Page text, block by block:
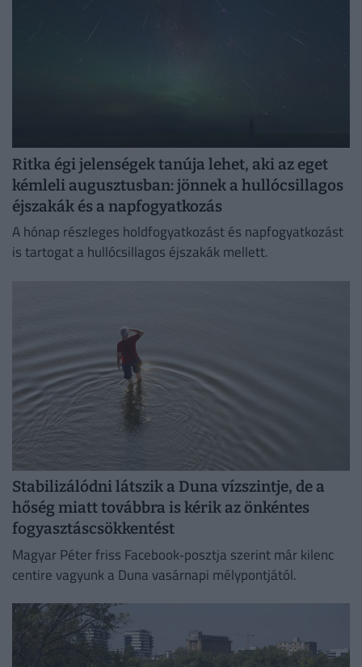
Ritka égi jelenségek tanúja lehet, aki az eget
kémleli augusztusban: jönnek a hullócsillagos
éjszakák és a napfogyatkozás
A hónap részleges holdfogyatkozást és napfogyatkozást
is tartogat a hullócsillagos éjszakák mellett.
Stabilizálódni látszik a Duna vízszintje, de a
hőség miatt továbbra is kérik az önkéntes
fogyasztáscsökkentést
Magyar Péter friss Facebook‑posztja szerint már kilenc
centire vagyunk a Duna vasárnapi mélypontjától.